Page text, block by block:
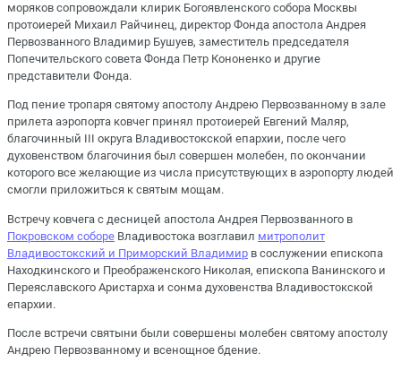
моряков сопровождали клирик Богоявленского собора Москвы
протоиерей Михаил Райчинец, директор Фонда апостола Андрея
Первозванного Владимир Бушуев, заместитель председателя
Попечительского совета Фонда Петр Кононенко и другие
представители Фонда.
Под пение тропаря святому апостолу Андрею Первозванному в зале
прилета аэропорта ковчег принял протоиерей Евгений Маляр,
благочинный III округа Владивостокской епархии, после чего
духовенством благочиния был совершен молебен, по окончании
которого все желающие из числа присутствующих в аэропорту людей
смогли приложиться к святым мощам.
Встречу ковчега с десницей апостола Андрея Первозванного в
Покровском соборе Владивостока возглавил митрополит
Владивостокский и Приморский Владимир в сослужении епископа
Находкинского и Преображенского Николая, епископа Ванинского и
Переяславского Аристарха и сонма духовенства Владивостокской
епархии.
После встречи святыни были совершены молебен святому апостолу
Андрею Первозванному и всенощное бдение.